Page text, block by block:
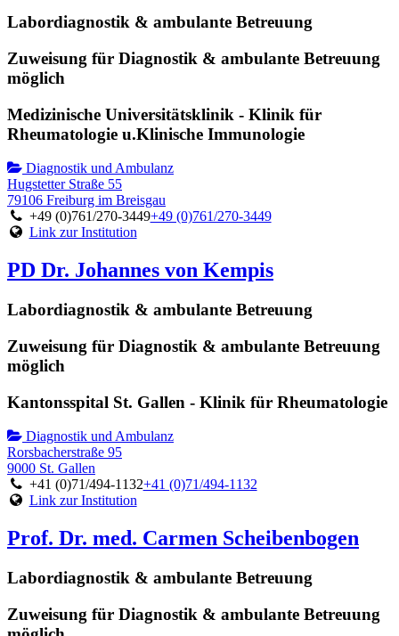
Labordiagnostik & ambulante Betreuung
Zuweisung für Diagnostik & ambulante Betreuung
möglich
Medizinische Universitätsklinik - Klinik für
Rheumatologie u.Klinische Immunologie
Diagnostik und Ambulanz
Hugstetter Straße 55
79106 Freiburg im Breisgau
+49 (0)761/270-3449+49 (0)761/270-3449
Link zur Institution
PD Dr. Johannes von Kempis
Labordiagnostik & ambulante Betreuung
Zuweisung für Diagnostik & ambulante Betreuung
möglich
Kantonsspital St. Gallen - Klinik für Rheumatologie
Diagnostik und Ambulanz
Rorsbacherstraße 95
9000 St. Gallen
+41 (0)71/494-1132+41 (0)71/494-1132
Link zur Institution
Prof. Dr. med. Carmen Scheibenbogen
Labordiagnostik & ambulante Betreuung
Zuweisung für Diagnostik & ambulante Betreuung